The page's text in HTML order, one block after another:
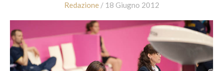
Redazione/ 18 Giugno 2012